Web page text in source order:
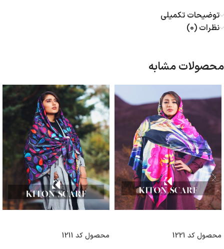
توضیحات تکمیلی
نظرات (0)
محصولات مشابه
محصول کد 1221
محصول کد 1211